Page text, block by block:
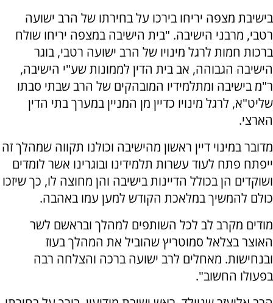
בישיבת מצפה יריחו בירכו על בחירתו של הרב ישועה
רטבי, מרבני הישיבה. "בית הישיבה במצפה יריחו שולח
ברכות חמות לרגל מינויו של הרב ישועה רטבי, בוגר
הישיבה הגבוהה, אב בית הדין לממונות שע"י הישיבה,
ר"מ בישיבה ומתלמידיו המובהקים של הרב שבתי סבתו
שליט"א, לרגל מינויו כדיין מן המניין במערך בתי הדין
הארצי.
מדובר במינוי דיין ראשון מהישיבה וכולנו תקווה שמהלך זה
ייפתח פתח לעוד עשרות תלמידינו ובוגרינו אשר לומדים
ושוקדים הן בכולל הדיינות בישיבה והן מחוצה לו, כך שיזכו
כולם להמשיך במלאכת הקודש למען עמו באהבה.
מודים מקרב לב לכל השותפים למהלך ובראשם לשר
האוצר בצלאל סמוטריץ שהוביל את המהלך בעוז
ובנחישות. מאחלים לרב ישועה ברכה והצלחה רבה
בפעולו החשוב".